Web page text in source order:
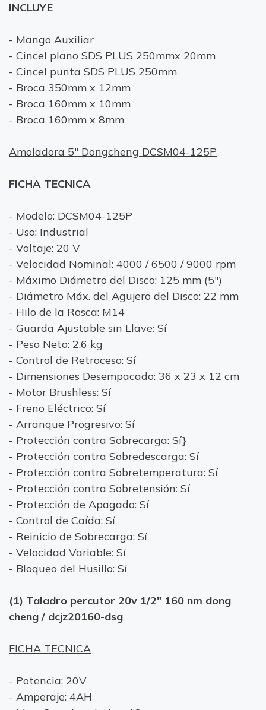
INCLUYE
- Mango Auxiliar
- Cincel plano SDS PLUS 250mmx 20mm
- Cincel punta SDS PLUS 250mm
- Broca 350mm x 12mm
- Broca 160mm x 10mm
- Broca 160mm x 8mm
Amoladora 5" Dongcheng DCSM04-125P
FICHA TECNICA
- Modelo: DCSM04-125P
- Uso: Industrial
- Voltaje: 20 V
- Velocidad Nominal: 4000 / 6500 / 9000 rpm
- Máximo Diámetro del Disco: 125 mm (5")
- Diámetro Máx. del Agujero del Disco: 22 mm
- Hilo de la Rosca: M14
- Guarda Ajustable sin Llave: Sí
- Peso Neto: 2.6 kg
- Control de Retroceso: Sí
- Dimensiones Desempacado: 36 x 23 x 12 cm
- Motor Brushless: Sí
- Freno Eléctrico: Sí
- Arranque Progresivo: Sí
- Protección contra Sobrecarga: Sí}
- Protección contra Sobredescarga: Sí
- Protección contra Sobretemperatura: Sí
- Protección contra Sobretensión: Sí
- Protección de Apagado: Sí
- Control de Caída: Sí
- Reinicio de Sobrecarga: Sí
- Velocidad Variable: Sí
- Bloqueo del Husillo: Sí
(1) Taladro percutor 20v 1/2" 160 nm dong
cheng / dcjz20160-dsg
FICHA TECNICA
- Potencia: 20V
- Amperaje: 4AH